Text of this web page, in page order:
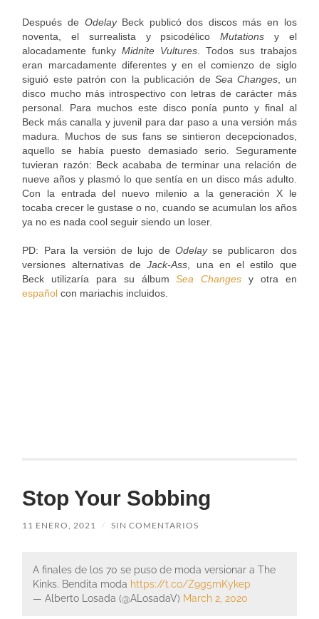
Después de Odelay Beck publicó dos discos más en los
noventa, el surrealista y psicodélicoMutations y el
alocadamente funkyMidnite Vultures . Todos sus trabajos
eran marcadamente diferentes y en el comienzo de siglo
siguió este patrón con la publicación de Sea Changes , un
disco mucho más introspectivo con letras de carácter más
personal. Para muchos este disco ponía punto y final al
Beck más canalla y juvenil para dar paso a una versión más
madura. Muchos de sus fans se sintieron decepcionados,
aquello se había puesto demasiado serio. Seguramente
tuvieran razón: Beck acababa de terminar una relación de
nueve años y plasmó lo que sentía en un disco más adulto.
Con la entrada del nuevo milenio a la generación X le
tocaba crecer le gustase o no, cuando se acumulan los años
ya no es nada cool seguir siendo un loser.
PD: Para la versión de lujo de Odelayse publicaron dos
versiones alternativas deJack-Ass , una en el estilo que
Beck utilizaría para su álbumSea Changes y otra en
español con mariachis incluidos.
Stop Your Sobbing
11 ENERO, 2021 / SIN COMENTARIOS
A finales de los 70 se puso de moda versionar a The
Kinks. Bendita moda https://t.co/Z9g5mKykep
— Alberto Losada (@ALosadaV) March 2, 2020